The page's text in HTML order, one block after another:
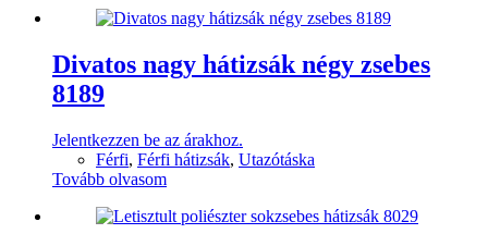
Divatos nagy hátizsák négy zsebes
8189
Jelentkezzen be az árakhoz.
Férfi, Férfi hátizsák, Utazótáska
Tovább olvasom